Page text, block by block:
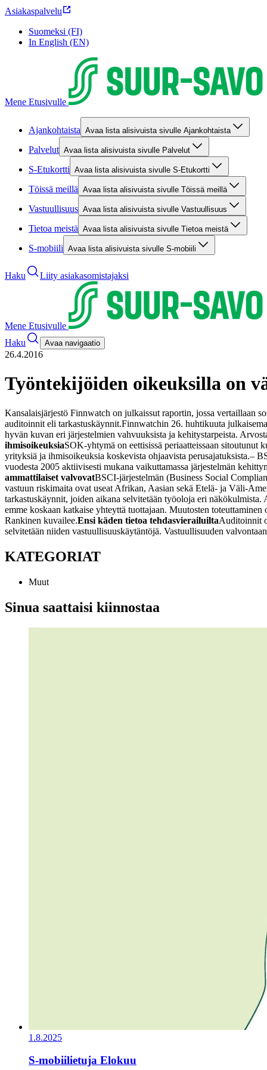
Asiakaspalvelu
Suomeksi (FI)
In English (EN)
Mene Etusivulle
Ajankohtaista Avaa lista alisivuista sivulle Ajankohtaista
Palvelut Avaa lista alisivuista sivulle Palvelut
S-Etukortti Avaa lista alisivuista sivulle S-Etukortti
Töissä meillä Avaa lista alisivuista sivulle Töissä meillä
Vastuullisuus Avaa lista alisivuista sivulle Vastuullisuus
Tietoa meistä Avaa lista alisivuista sivulle Tietoa meistä
S-mobiili Avaa lista alisivuista sivulle S-mobiili
Haku Liity asiakasomistajaksi
Mene Etusivulle
Haku
Avaa navigaatio
26.4.2016
Työntekijöiden oikeuksilla on
Kansalaisjärjestö Finnwatch on julkaissut raportin, jossa vertaillaan
auditoinnit eli tarkastuskäynnit.Finnwatchin 26. huhtikuuta
hyvän kuvan eri järjestelmien vahvuuksista ja kehitystarpeista.
ihmisoikeuksiaSOK-yhtymä on eettisissä periaatteissaan
yrityksiä ja ihmisoikeuksia koskevista ohjaavista perusajatuksista.–
vuodesta 2005 aktiivisesti mukana vaikuttamassa järjestelmän
ammattilaiset valvovatBSCI-järjestelmän (Business Social
vastuun riskimaita ovat useat Afrikan, Aasian sekä Etelä- ja Väli-
tarkastuskäynnit, joiden aikana selvitetään työoloja eri
emme koskaan katkaise yhteyttä tuottajaan. Muutosten
Rankinen kuvailee.Ensi käden tietoa tehdasvierailuiltaAuditoinnit
selvitetään niiden vastuullisuuskäytäntöjä. Vastuullisuuden
KATEGORIAT
Muut
Sinua saattaisi kiinnostaa
1.8.2025
S-mobiilietuja Elokuu